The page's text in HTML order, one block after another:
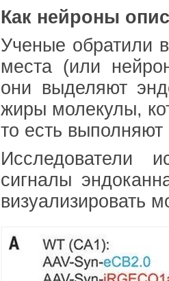
Как нейроны
Ученые обратили
места (или
они выделяют
жиры молекулы,
то есть
Исследователи
сигналы
визуализировать